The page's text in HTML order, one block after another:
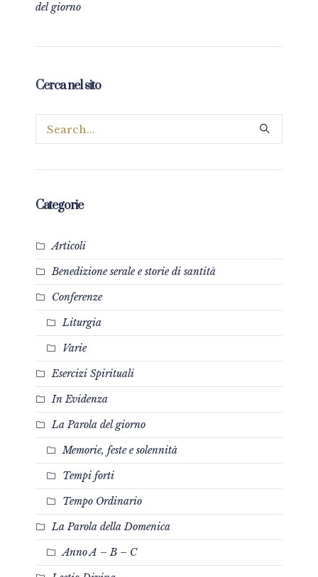
del giorno
Cerca nel sito
Categorie
Articoli
Benedizione serale e storie di santità
Conferenze
Liturgia
Varie
Esercizi Spirituali
In Evidenza
La Parola del giorno
Memorie, feste e solennità
Tempi forti
Tempo Ordinario
La Parola della Domenica
Anno A – B – C